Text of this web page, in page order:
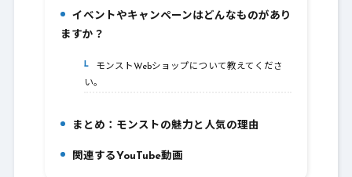
イベントやキャンペーンはどんなものがあり
ますか？
9-1.モンストWebショップについて教えてくださ
い。
10.まとめ：モンストの魅力と人気の理由
11.関連するYouTube動画